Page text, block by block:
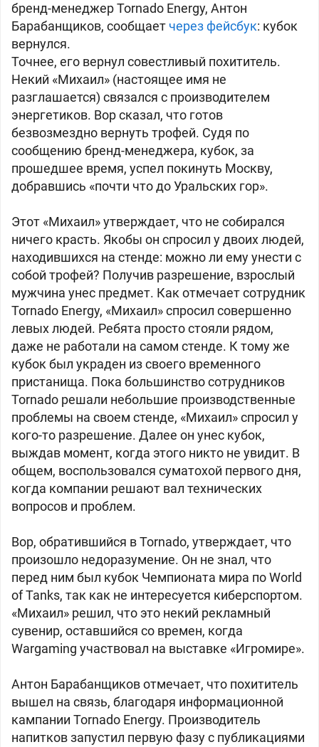
бренд-менеджер Tornado Energy, Антон
Барабанщиков, сообщает через фейсбук: кубок
вернулся.
Точнее, его вернул совестливый похититель.
Некий «Михаил» (настоящее имя не
разглашается) связался с производителем
энергетиков. Вор сказал, что готов
безвозмездно вернуть трофей. Судя по
сообщению бренд-менеджера, кубок, за
прошедшее время, успел покинуть Москву,
добравшись «почти что до Уральских гор».
Этот «Михаил» утверждает, что не собирался
ничего красть. Якобы он спросил у двоих людей,
находившихся на стенде: можно ли ему унести с
собой трофей? Получив разрешение, взрослый
мужчина унес предмет. Как отмечает сотрудник
Tornado Energy, «Михаил» спросил совершенно
левых людей. Ребята просто стояли рядом,
даже не работали на самом стенде. К тому же
кубок был украден из своего временного
пристанища. Пока большинство сотрудников
Tornado решали небольшие производственные
проблемы на своем стенде, «Михаил» спросил у
кого-то разрешение. Далее он унес кубок,
выждав момент, когда этого никто не увидит. В
общем, воспользовался суматохой первого дня,
когда компании решают вал технических
вопросов и проблем.
Вор, обратившийся в Tornado, утверждает, что
произошло недоразумение. Он не знал, что
перед ним был кубок Чемпионата мира по World
of Tanks, так как не интересуется киберспортом.
«Михаил» решил, что это некий рекламный
сувенир, оставшийся со времен, когда
Wargaming участвовал на выставке «Игромире».
Антон Барабанщиков отмечает, что похититель
вышел на связь, благодаря информационной
кампании Tornado Energy. Производитель
напитков запустил первую фазу с публикациями